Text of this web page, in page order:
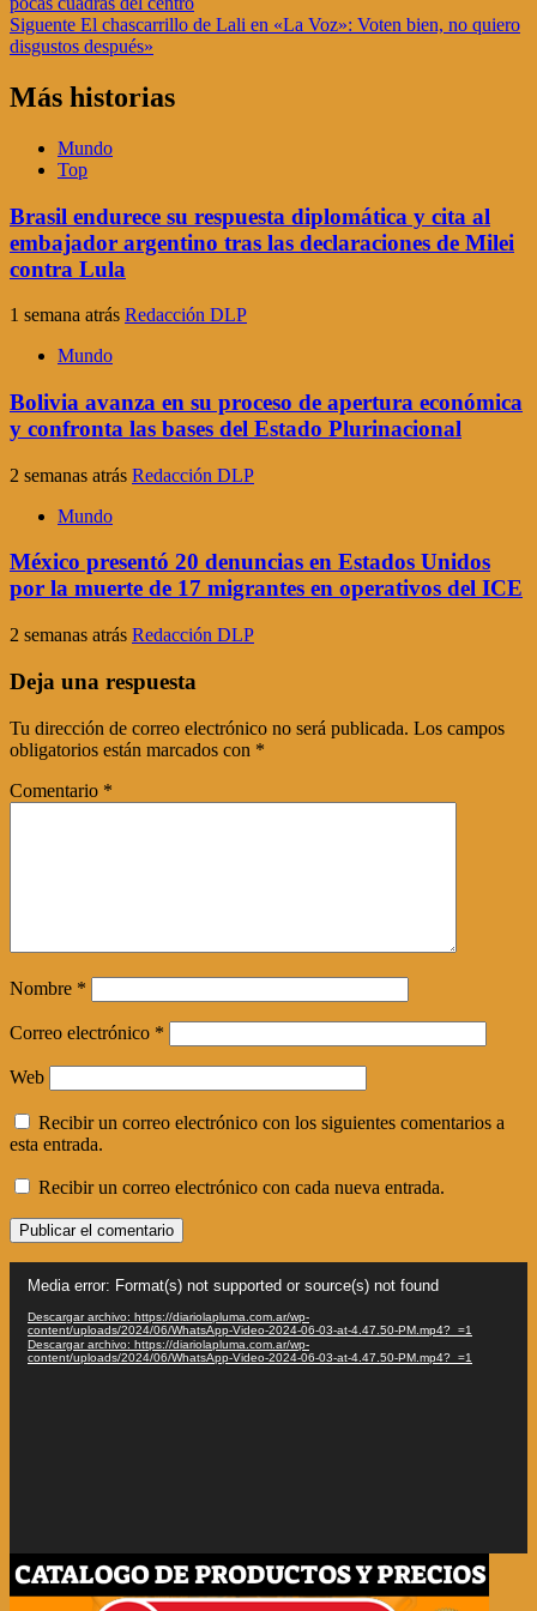
de
entradas
Siguente El chascarrillo de Lali en «La Voz»: Voten bien, no quiero
disgustos después»
Más historias
Mundo
Top
Brasil endurece su respuesta diplomática y cita al
embajador argentino tras las declaraciones de Milei
contra Lula
1 semana atrás Redacción DLP
Mundo
Bolivia avanza en su proceso de apertura económica
y confronta las bases del Estado Plurinacional
2 semanas atrás Redacción DLP
Mundo
México presentó 20 denuncias en Estados Unidos
por la muerte de 17 migrantes en operativos del ICE
2 semanas atrás Redacción DLP
Deja una respuesta
Tu dirección de correo electrónico no será publicada. Los campos
obligatorios están marcados con *
Comentario *
Nombre *
Correo electrónico *
Web
Recibir un correo electrónico con los siguientes comentarios a
esta entrada.
Recibir un correo electrónico con cada nueva entrada.
vídeo
Media error: Format(s) not supported or source(s) not found
Descargar archivo: https://diariolapluma.com.ar/wp-
content/uploads/2024/06/WhatsApp-Video-2024-06-03-at-4.47.50-PM.mp4?_=1
Descargar archivo: https://diariolapluma.com.ar/wp-
content/uploads/2024/06/WhatsApp-Video-2024-06-03-at-4.47.50-PM.mp4?_=1